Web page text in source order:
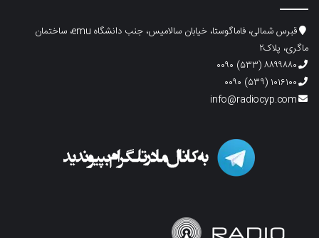
قبرس شمالی، فاماگوستا، خیابان سالامیس، جنب دانشگاه emu، ساختمان
ماگری، پلاک۲
۸۸۹۹۸۸۰ (۵۳۳) ۰۰۹۰
۱۰۱۶۱۰۰ (۵۳۹) ۰۰۹۰
info@radiocyp.com